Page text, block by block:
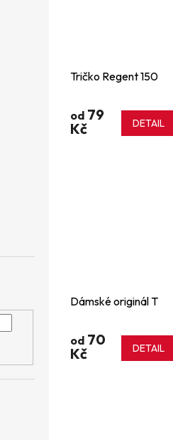
Tričko Regent 150
od 79
Kč
DETAIL
Dámské originál T
od 70
Kč
DETAIL